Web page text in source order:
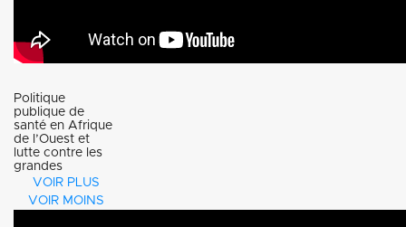
certains
pays
d’Afrique à
l’instar
du
Cameroun.
Politique
publique de
santé en Afrique
de l’Ouest et
lutte contre les
grandes
pandémies :
Lecture et
VOIR PLUS
VOIR MOINS